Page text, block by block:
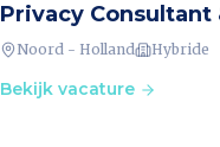
Privacy Consultant
Noord - Holland Hybride
Bekijk vacature